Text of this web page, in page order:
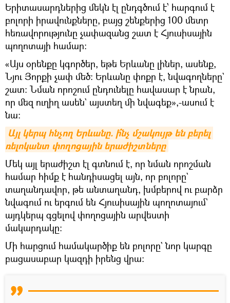
Երիտասարդներից մեկն էլ ընդգծում է՝ հարգում է
բոլորի իրավունքները, բայց շենքերից 100 մետր
հեռավորությունը չափազանց շատ է Հյուսիսային
պողոտայի համար։
«Այս օրենքը կգործեր, եթե Երևանը լիներ, ասենք,
Նյու Յորքի չափ մեծ։ Երևանը փոքր է, նվագողները`
շատ։ Նման որոշում ընդունելը հավասար է նրան,
որ մեզ ուղիղ ասեն` այստեղ մի նվագեք»,-ասում է
նա։
Այլ կերպ հնչող Երևանը. ի՞նչ մշակույթ են բերել
ռելոկանտ փողոցային երաժիշտները
Մեկ այլ երաժիշտ էլ գտնում է, որ նման որոշման
համար հիմք է հանդիսացել այն, որ բոլորը`
տաղանդավոր, թե անտաղանդ, խմբերով ու բարձր
նվագում ու երգում են Հյուսիսային պողոտայում`
այդկերպ գցելով փողոցային արվեստի
մակարդակը։
Մի հարցում համակարծիք են բոլորը` նոր կարգը
բացասաբար կազդի իրենց վրա։